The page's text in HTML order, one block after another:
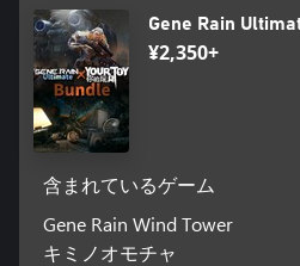
Gene Rain
¥2,350+
含まれているゲーム
Gene Rain Wind Tower
キミノオモチャ